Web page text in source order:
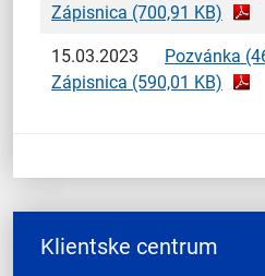
Zápisnica (700,91 KB)
15.03.2023
Pozvánka
Zápisnica (590,01 KB)
Klientske centrum